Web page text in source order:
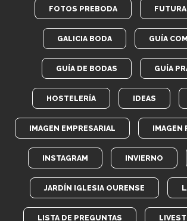
FOTOS PREBODA
GALICIA BODA GUÍA
GUÍA DE BODAS GUÍA
HOSTELERÍA IDEAS
IMAGEN EMPRESARIAL IMAGEN
INSTAGRAM INVIERNO
JARDÍN IGLESIA OURENSE
LISTA DE PREGUNTAS